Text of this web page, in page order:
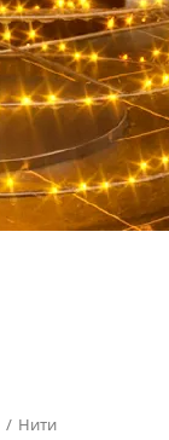
Нити